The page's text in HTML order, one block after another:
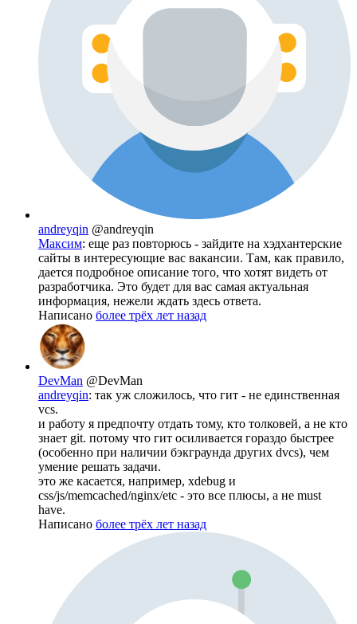
andreyqin @andreyqin
Максим: еще раз повторюсь - зайдите на хэдхантерские
сайты в интересующие вас вакансии. Там, как правило,
дается подробное описание того, что хотят видеть от
разработчика. Это будет для вас самая актуальная
информация, нежели ждать здесь ответа.
Написано более трёх лет назад
DevMan @DevMan
andreyqin: так уж сложилось, что гит - не единственная
vcs.
и работу я предпочту отдать тому, кто толковей, а не кто
знает git. потому что гит осиливается гораздо быстрее
(особенно при наличии бэкграунда других dvcs), чем
умение решать задачи.
это же касается, например, xdebug и
css/js/memcached/nginx/etc - это все плюсы, а не must
have.
Написано более трёх лет назад